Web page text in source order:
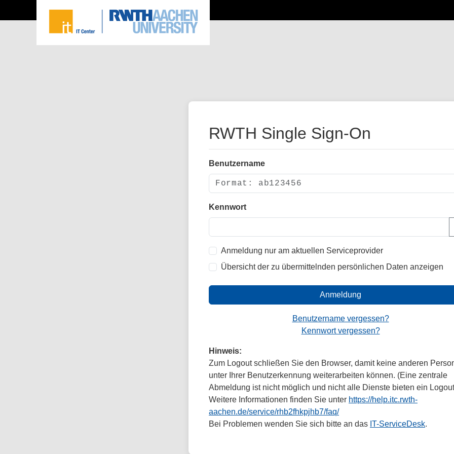
RWTH Single Sign-On
Benutzername
Kennwort
Anmeldung nur am aktuellen Serviceprovider
Übersicht der zu übermittelnden persönlichen Daten anzeigen
Anmeldung
Benutzername vergessen?
Kennwort vergessen?
Hinweis:
Zum Logout schließen Sie den Browser, damit keine anderen
unter Ihrer Benutzerkennung weiterarbeiten können. (Eine zentrale
Abmeldung ist nicht möglich und nicht alle Dienste bieten ein
Weitere Informationen finden Sie unter https://help.itc.rwth-
aachen.de/service/rhb2fhkpjhb7/faq/
Bei Problemen wenden Sie sich bitte an das IT-ServiceDesk.